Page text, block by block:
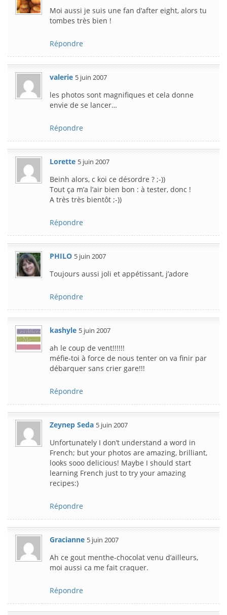
Moi aussi je suis une fan d’after eight, alors tu
tombes très bien !
Répondre
valerie 5 juin 2007
les photos sont magnifiques et cela donne
envie de se lancer…
Répondre
Lorette 5 juin 2007
Beinh alors, c koi ce désordre ? ;-))
Tout ça m’a l’air bien bon : à tester, donc !
A très très bientôt ;-))
Répondre
PHILO 5 juin 2007
Toujours aussi joli et appétissant, j’adore
Répondre
kashyle 5 juin 2007
ah le coup de vent!!!!!!
méfie-toi à force de nous tenter on va finir par
débarquer sans crier gare!!!
Répondre
Zeynep Seda 5 juin 2007
Unfortunately I don’t understand a word in
French; but your photos are amazing, brilliant,
looks sooo delicious! Maybe I should start
learning French just to try your amazing
recipes:)
Répondre
Gracianne 5 juin 2007
Ah ce gout menthe-chocolat venu d’ailleurs,
moi aussi ca me fait craquer.
Répondre